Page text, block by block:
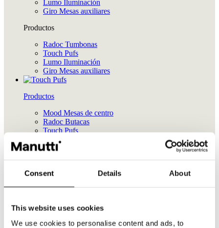
Consent Details About
This website uses cookies
We use cookies to personalise content and ads, to
Lumo Iluminación
Giro Mesas auxiliares
Productos
Radoc Tumbonas
Touch Pufs
Lumo Iluminación
Giro Mesas auxiliares
Productos
Mood Mesas de centro
Radoc Butacas
Touch Pufs
Productos
Radoc Butacas
Productos
Touch Pufs